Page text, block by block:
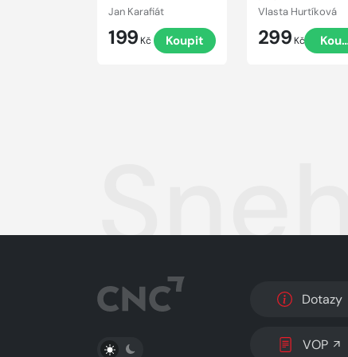
Jan Karafiát
199 Kč Koupit
Vlasta Hurtíková
299 Kč
PŘEPNOUT SVĚTLÝ/TMAVÝ REŽIM
Dotazy
VOP